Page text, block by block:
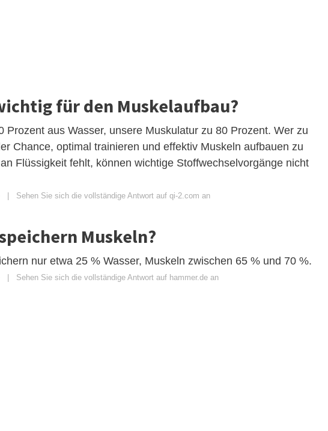
für den Muskelaufbau?
Prozent aus Wasser, unsere Muskulatur zu 80 Prozent. Wer zu
Chance, optimal trainieren und effektiv Muskeln aufbauen zu
Flüssigkeit fehlt, können wichtige Stoffwechselvorgänge nicht
Sehen Sie sich die vollständige Antwort auf qi-2.com an
Muskeln?
nur etwa 25 % Wasser, Muskeln zwischen 65 % und 70 %.
Sehen Sie sich die vollständige Antwort auf hammer.de an